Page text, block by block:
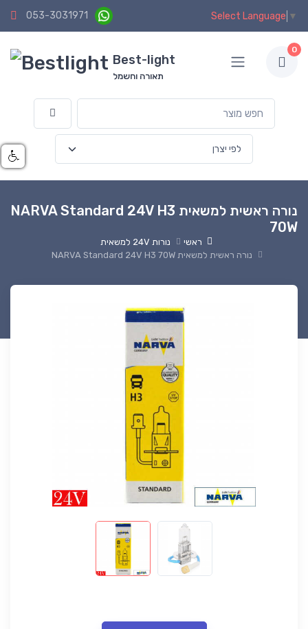
053-3031971 Select Language ▼
Best-light
תאורה וחשמל
0
נורה ראשית למשאית NARVA Standard 24V H3
70W
ראשי
נורות 24V למשאית
נורה ראשית למשאית NARVA Standard 24V H3 70W